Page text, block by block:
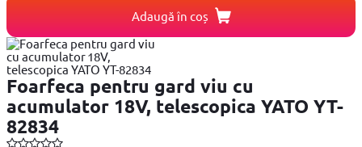
Adaugă în coș
Foarfeca pentru gard viu cu
acumulator 18V, telescopica YATO YT-
82834